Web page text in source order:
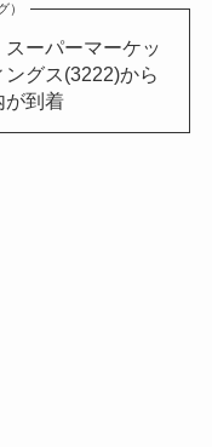
）
ーパーマーケッ
ングス(3222)から
が到着